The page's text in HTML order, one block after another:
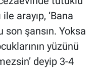
ile arayıp, ‘Bana
son şansın. Yoksa
yüzünü
deyip 3-4